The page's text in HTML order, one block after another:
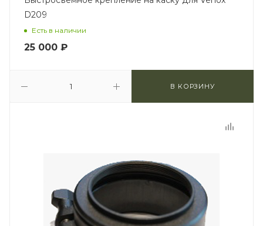
D209
Есть в наличии
25 000 ₽
В КОРЗИНУ